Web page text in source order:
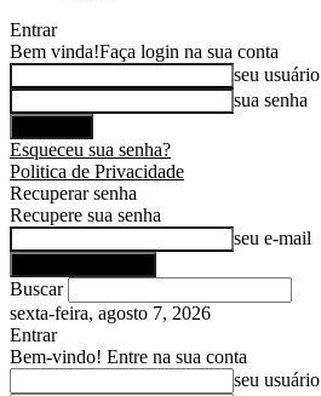
Entrar
Bem vinda!Faça login na sua conta
seu usuário
sua senha
Esqueceu sua senha?
Politica de Privacidade
Recuperar senha
Recupere sua senha
seu e-mail
Buscar
sexta-feira, agosto 7, 2026
Entrar
Bem-vindo! Entre na sua conta
seu usuário